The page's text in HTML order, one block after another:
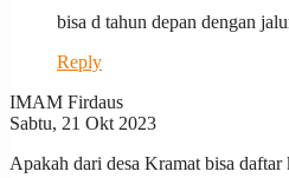
bisa d tahun depan dengan
Reply
IMAM Firdaus
Sabtu, 21 Okt 2023
Apakah dari desa Kramat bisa